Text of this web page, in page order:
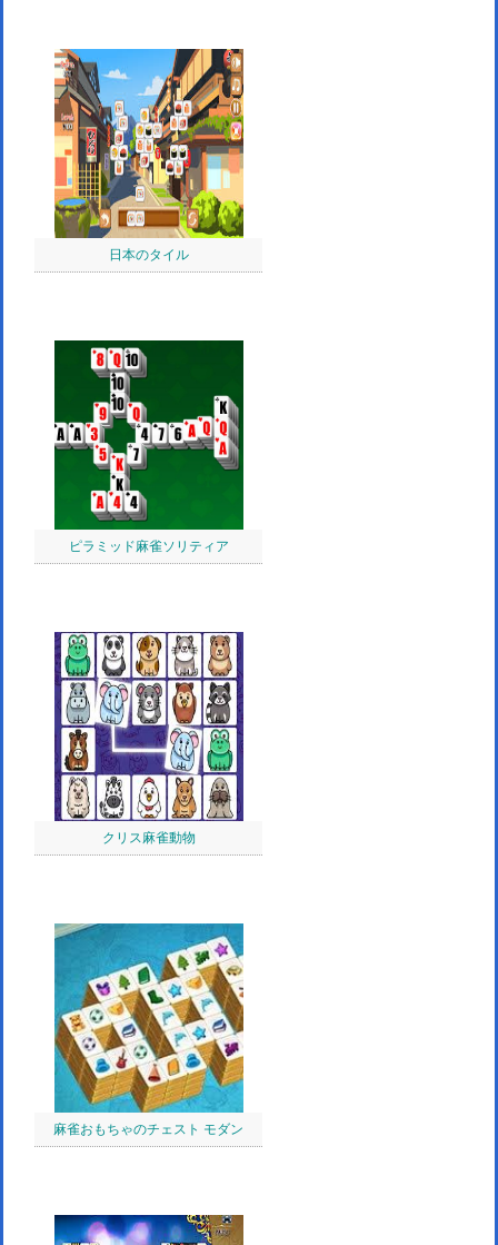
日本のタイル
ピラミッド麻雀ソリティア
クリス麻雀動物
麻雀おもちゃのチェスト モダン